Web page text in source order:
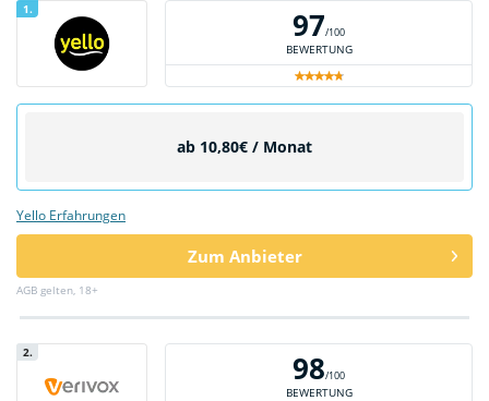
1. 97/100
BEWERTUNG
ab 10,80€ / Monat
Yello Erfahrungen
Zum Anbieter
AGB gelten, 18+
2. 98/100
BEWERTUNG